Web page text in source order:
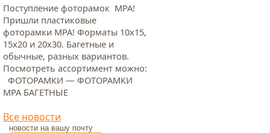
Поступление фоторамок МРА!
Пришли пластиковые
фоторамки МРА! Форматы 10х15,
15х20 и 20х30. Багетные и
обычные, разных вариантов.
Посмотреть ассортимент можно:
ФОТОРАМКИ — ФОТОРАМКИ
МРА БАГЕТНЫЕ
Все новости
новости на вашу почту